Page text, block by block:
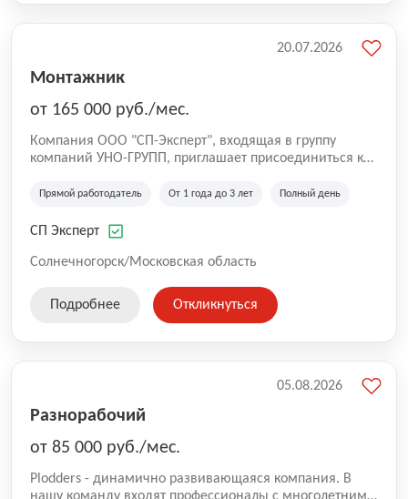
Монтажник
от 165 000 руб./мес.
Компания ООО "СП-Эксперт", входящая в группу
компаний УНО-ГРУПП, приглашает присоединиться к
работаем на рынке с 2005 года и оказываем комплекс
зданий из гибридных модульных блоков свободной
гибридно-модульного строительства.
Прямой работодатель От 1 года до 3 лет Полный день
СП Эксперт
Солнечногорск/Московская область
20.07.2026
Подробнее Откликнуться
Разнорабочий
от 85 000 руб./мес.
Plodders - динамично развивающаяся компания. В
05.08.2026